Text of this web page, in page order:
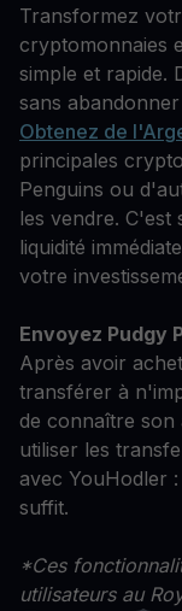
Transformez
cryptomonnaies
simple et rapide.
sans
Obtenez de
principales
Penguins ou
les vendre. C'est
liquidité
votre
Envoyez Pudgy
Après avoir
transférer à
de connaître son
utiliser les
avec YouHodler
suffit.
*Ces
utilisateurs au